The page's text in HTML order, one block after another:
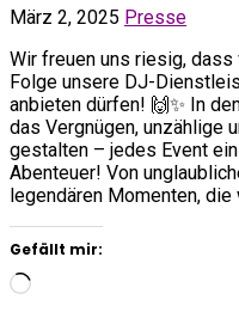
März 2, 2025 Presse
Wir freuen uns riesig,
Folge unsere DJ-
anbieten dürfen! 🙌✨ In
das Vergnügen, unzählige
gestalten – jedes Event
Abenteuer! Von
legendären Momenten, die
Gefällt mir:
Wird